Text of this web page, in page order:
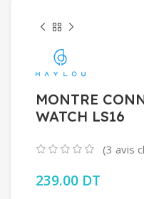
MONTRE
WATCH LS16
(3 avis
239.00 DT